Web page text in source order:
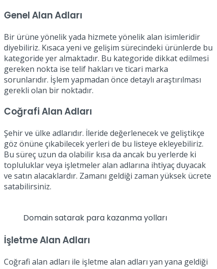
Genel Alan Adları
Bir ürüne yönelik yada hizmete yönelik alan isimleridir
diyebiliriz. Kısaca yeni ve gelişim sürecindeki ürünlerde bu
kategoride yer almaktadır. Bu kategoride dikkat edilmesi
gereken nokta ise telif hakları ve ticari marka
sorunlarıdır. İşlem yapmadan önce detaylı araştırılması
gerekli olan bir noktadır.
Coğrafi Alan Adları
Şehir ve ülke adlarıdır. İleride değerlenecek ve geliştikçe
göz önüne çıkabilecek yerleri de bu listeye ekleyebiliriz.
Bu süreç uzun da olabilir kısa da ancak bu yerlerde ki
topluluklar veya işletmeler alan adlarına ihtiyaç duyacak
ve satın alacaklardır. Zamanı geldiği zaman yüksek ücrete
satabilirsiniz.
Domain satarak para kazanma yolları
İşletme Alan Adları
Coğrafi alan adları ile işletme alan adları yan yana geldiği